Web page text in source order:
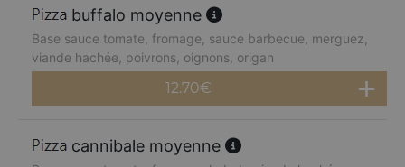
buffalo moyenne
Base sauce tomate, fromage, sauce barbecue, merguez,
viande hachée, poivrons, oignons, origan
12.70€
cannibale moyenne